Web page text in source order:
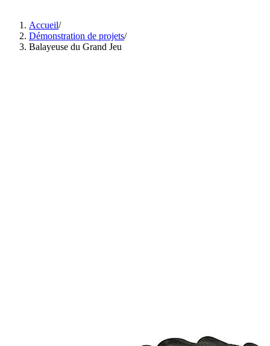
Accueil/
Démonstration de projets/
Balayeuse du Grand Jeu